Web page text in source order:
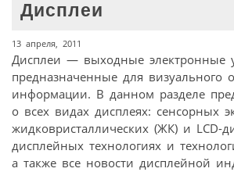
Дисплеи
13 апреля, 2011
Дисплеи — выходные электронные
предназначенные для визуального
информации. В данном разделе
о всех видах дисплеях: сенсорных
жидковристаллических (ЖК) и LCD-
дисплейных технологиях и
а также все новости дисплейной